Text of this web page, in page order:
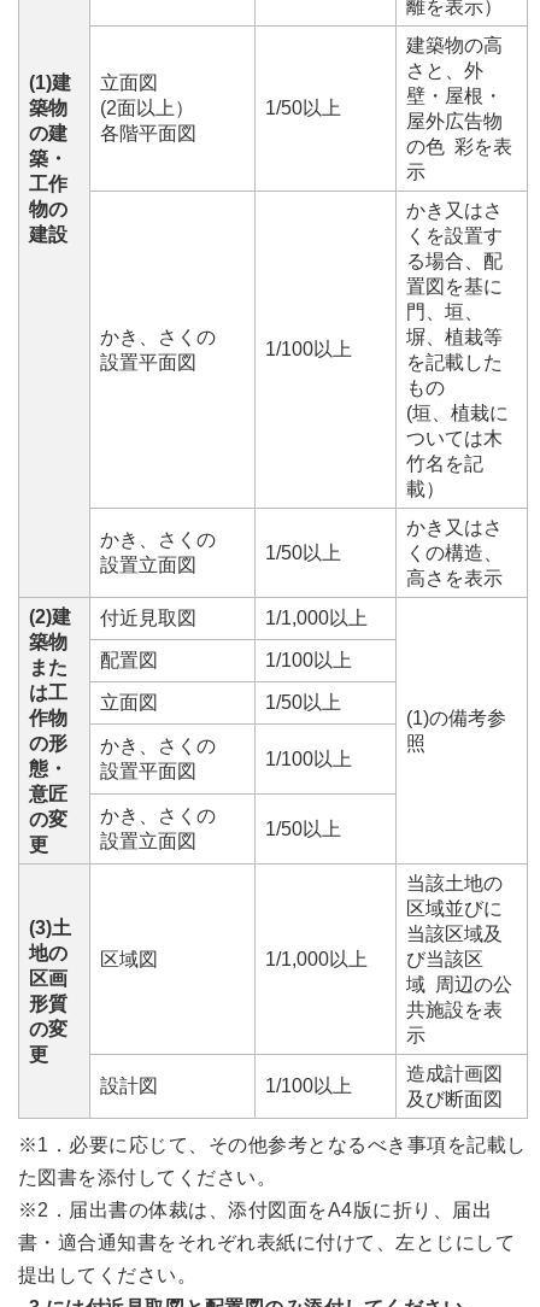
(1)建
築物
の建
築・
工作
物の
建設
離を表示）
立面図
(2面以上）
各階平面図
1/50以上
建築物の高
さと、外
壁・屋根・
屋外広告物
の色 彩を表
示
かき、さくの
設置平面図
1/100以上
かき又はさ
くを設置す
る場合、配
置図を基に
門、垣、
塀、植栽等
を記載した
もの
(垣、植栽に
ついては木
竹名を記
載）
かき、さくの
設置立面図
1/50以上
かき又はさ
くの構造、
高さを表示
(2)建
築物
また
は工
作物
の形
態・
意匠
の変
更
付近見取図 1/1,000以上
(1)の備考参
照
配置図 1/100以上
立面図 1/50以上
かき、さくの
設置平面図
1/100以上
かき、さくの
設置立面図
1/50以上
(3)土
地の
区画
形質
の変
更
区域図 1/1,000以上
当該土地の
区域並びに
当該区域及
び当該区
域 周辺の公
共施設を表
示
設計図 1/100以上
造成計画図
及び断面図
※1．必要に応じて、その他参考となるべき事項を記載し
た図書を添付してください。
※2．届出書の体裁は、添付図面をA4版に折り、届出
書・適合通知書をそれぞれ表紙に付けて、左とじにして
提出してください。